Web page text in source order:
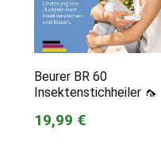
Beurer BR 60
Insektenstichheiler 🦟
19,99 €